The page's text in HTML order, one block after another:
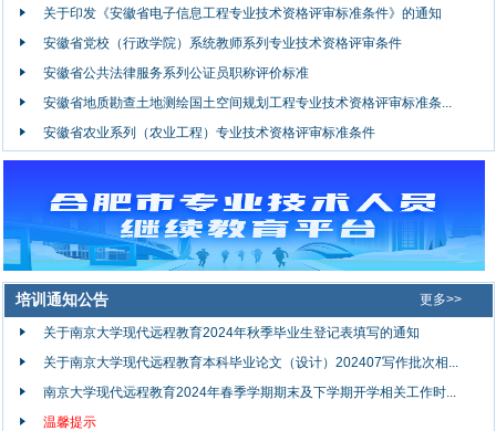
关于印发《安徽省电子信息工程专业技术资格评审标准条件》的通知
安徽省党校（行政学院）系统教师系列专业技术资格评审条件
安徽省公共法律服务系列公证员职称评价标准
安徽省地质勘查土地测绘国土空间规划工程专业技术资格评审标准条...
安徽省农业系列（农业工程）专业技术资格评审标准条件
培训通知公告 更多>>
关于南京大学现代远程教育2024年秋季毕业生登记表填写的通知
关于南京大学现代远程教育本科毕业论文（设计）202407写作批次相...
南京大学现代远程教育2024年春季学期期末及下学期开学相关工作时...
温馨提示